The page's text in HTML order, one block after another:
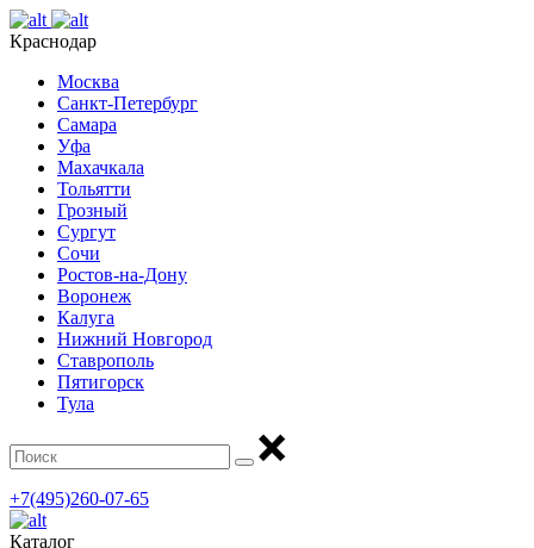
Краснодар
Москва
Санкт-Петербург
Самара
Уфа
Махачкала
Тольятти
Грозный
Сургут
Сочи
Ростов-на-Дону
Воронеж
Калуга
Нижний Новгород
Ставрополь
Пятигорск
Тула
+7(495)260-07-65
Каталог